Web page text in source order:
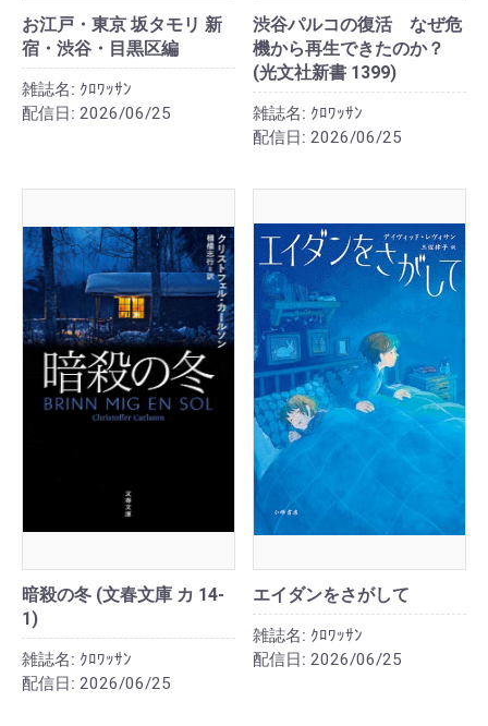
お江戸・東京 坂タモリ 新
宿・渋谷・目黒区編
雑誌名: ｸﾛﾜｯｻﾝ
配信日: 2026/06/25
渋谷パルコの復活 なぜ危
機から再生できたのか？
(光文社新書 1399)
雑誌名: ｸﾛﾜｯｻﾝ
配信日: 2026/06/25
暗殺の冬 (文春文庫 カ 14-
1)
雑誌名: ｸﾛﾜｯｻﾝ
配信日: 2026/06/25
エイダンをさがして
雑誌名: ｸﾛﾜｯｻﾝ
配信日: 2026/06/25